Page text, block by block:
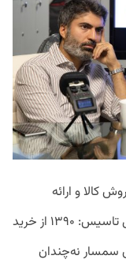
کالا و ارائه
خدمات نیروی انسانی: 250 نفر سال تاسیس: ۱۳۹۰ از خرید
سمسار نه‌چندان